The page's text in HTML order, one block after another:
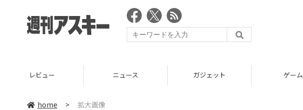
レビュー ニュース ガジェット ゲーム
home > 拡大画像